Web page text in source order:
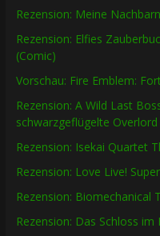
Rezension: Meine
Rezension: Elfies
(Comic)
Vorschau: Fire Emblem:
Rezension: A Wild Last
schwarzgeflügelte
Rezension: Isekai Quartet
Rezension: Love Live!
Rezension: Biomechanical
Rezension: Das Schloss im